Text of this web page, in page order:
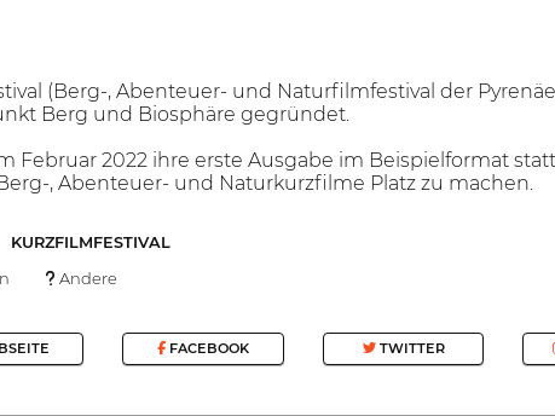
(Berg-, Abenteuer- und Naturfilmfestival der
Berg und Biosphäre gegründet.
Februar 2022 ihre erste Ausgabe im Beispielformat
, Abenteuer- und Naturkurzfilme Platz zu machen.
KURZFILMFESTIVAL
Andere
FACEBOOK TWITTER